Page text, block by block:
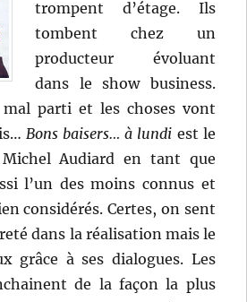
trompent d’étage. Ils
tombent chez un
producteur évoluant
dans le show business.
mal parti et les choses vont
Bons baisers… à lundi est le
Audiard en tant que
l’un des moins connus et
considérés. Certes, on sent
dans la réalisation mais le
grâce à ses dialogues. Les
de la façon la plus